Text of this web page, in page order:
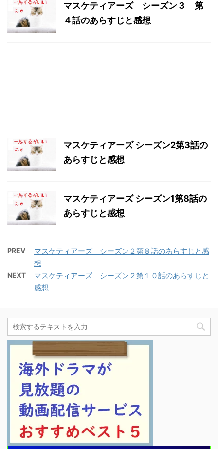
マスケティアーズ シーズン３ 第
４話のあらすじと感想
マスケティアーズ シーズン2第3話の
あらすじと感想
マスケティアーズ シーズン1第8話の
あらすじと感想
PREV
マスケティアーズ シーズン２第８話のあらすじと感
想
NEXT
マスケティアーズ シーズン２第１０話のあらすじと
感想